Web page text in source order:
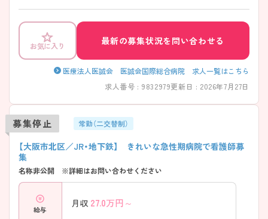
お気に入り 最新の募集状況を問い合わせる
医療法人医誠会 医誠会国際総合病院 求人一覧はこちら
求人番号 : 9832979更新日 : 2026年7月27日
募集停止 常勤（二交替制）
【大阪市北区／JR・地下鉄】 きれいな急性期病院で看護師募
集
名称非公開 ※詳細はお問い合わせください
給与
月収 27.0万円～